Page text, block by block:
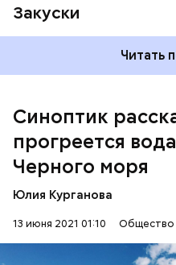
Закуски
Читать
Синоптик
прогреется
Черного моря
Юлия Курганова
13 июня 2021 01:10 Общество
По словам Вильфанда,
прогреваться, потому
потепление.
нормы уже к середине
24-28 градусов, передает